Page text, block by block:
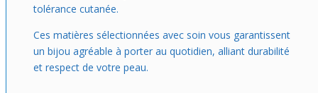
tolérance cutanée.
Ces matières sélectionnées avec soin vous garantissent
un bijou agréable à porter au quotidien, alliant durabilité
et respect de votre peau.